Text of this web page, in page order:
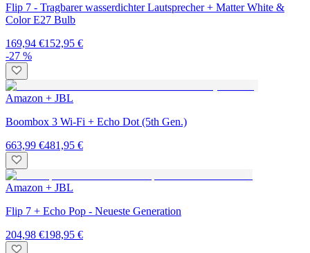
Flip 7 - Tragbarer wasserdichter Lautsprecher + Matter White &
Color E27 Bulb
169,94 €152,95 €
-27 %
Amazon + JBL
Boombox 3 Wi-Fi + Echo Dot (5th Gen.)
663,99 €481,95 €
Amazon + JBL
Flip 7 + Echo Pop - Neueste Generation
204,98 €198,95 €